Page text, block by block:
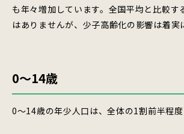
も年々増加しています。全国平均と比較す
はありませんが、少子高齢化の影響は着実
0〜14歳
0〜14歳の年少人口は、全体の1割前半程度